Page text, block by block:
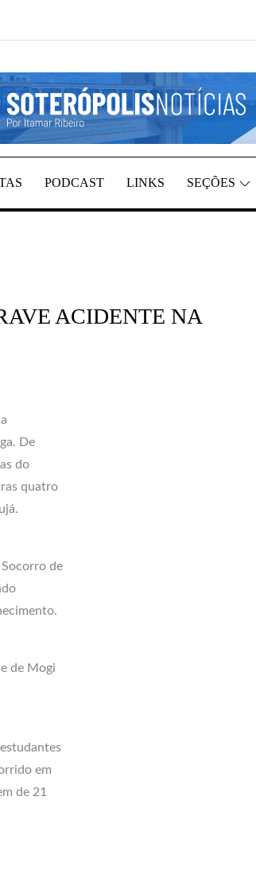
RIBEIRO
PODCAST LINKS SEÇÕES
ACIDENTE NA
De
do
quatro
de
de Mogi
em
de 21